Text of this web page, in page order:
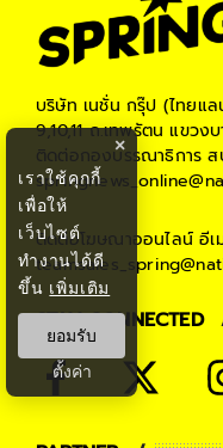
บริษัท เนชั่น กรุ๊ป (ไทยแ
9,10,11 ถ.เทพรัตน แขวง
ติดต่อกองบรรณาธิการ
ติดต่อโฆษณาออนไลน์ อี
STAY CONNECTED
×
เราใช้คุกกี้
เพื่อให้
เว็บไซต์
ทำงานได้ดี
ขึ้น เพิ่มเติม
ยอมรับ
ตั้งค่า